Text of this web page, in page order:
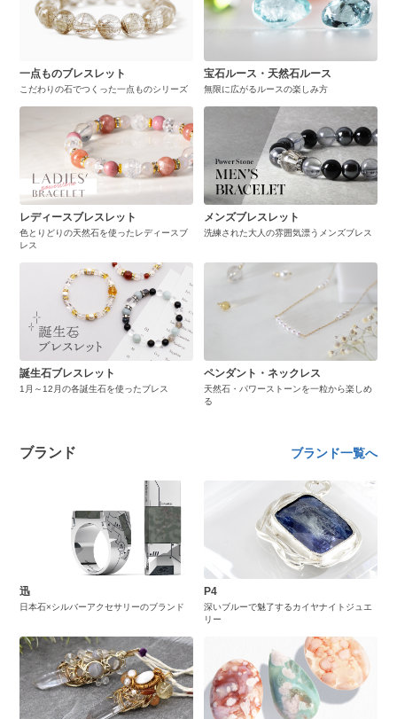
一点ものブレスレット
こだわりの石でつくった一点ものシリーズ
宝石ルース・天然石ルース
無限に広がるルースの楽しみ方
レディースブレスレット
色とりどりの天然石を使ったレディースブ
レス
メンズブレスレット
洗練された大人の雰囲気漂うメンズブレス
誕生石ブレスレット
1月～12月の各誕生石を使ったブレス
ペンダント・ネックレス
天然石・パワーストーンを一粒から楽しめ
る
ブランド ブランド一覧へ
迅
日本石×シルバーアクセサリーのブランド
P4
深いブルーで魅了するカイヤナイトジュエ
リー